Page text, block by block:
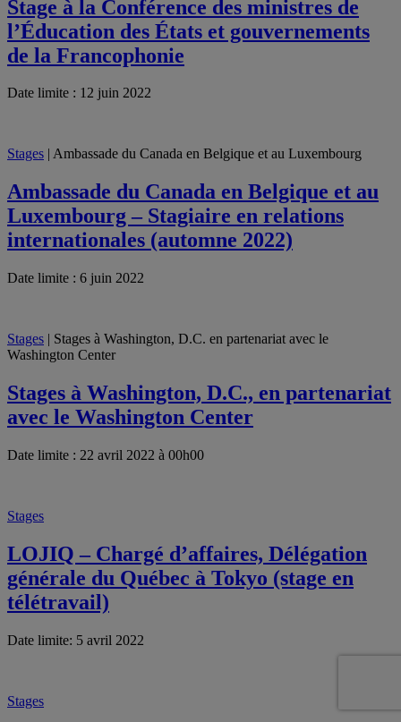
Stage à la Conférence des ministres de
l’Éducation des États et gouvernements
de la Francophonie
Date limite : 12 juin 2022
Stages | Ambassade du Canada en Belgique et au Luxembourg
Ambassade du Canada en Belgique et au
Luxembourg – Stagiaire en relations
internationales (automne 2022)
Date limite : 6 juin 2022
Stages | Stages à Washington, D.C. en partenariat avec le
Washington Center
Stages à Washington, D.C., en partenariat
avec le Washington Center
Date limite : 22 avril 2022 à 00h00
Stages
LOJIQ – Chargé d’affaires, Délégation
générale du Québec à Tokyo (stage en
télétravail)
Date limite: 5 avril 2022
Stages